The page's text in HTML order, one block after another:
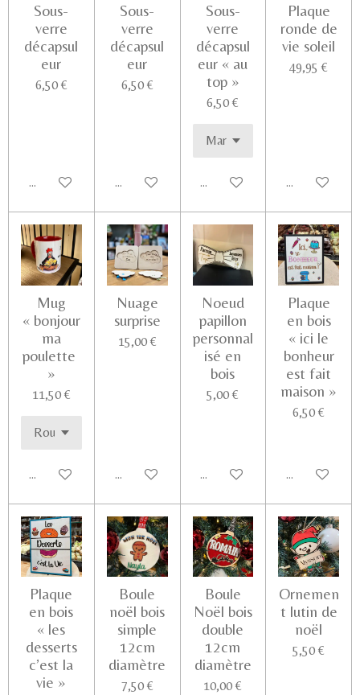
Sous-
verre
décapsul
eur
6,50 €
Ajouter au panier
Sous-
verre
décapsul
eur
6,50 €
Ajouter au panier
Sous-
verre
décapsul
eur « au
top »
6,50 €
Ajouter au panier
Plaque
ronde de
vie soleil
49,95 €
Voir les
Mug
« bonjour
ma
poulette
»
11,50 €
Ajouter au panier
Nuage
surprise
15,00 €
Voir les détails
Noeud
papillon
personnal
isé en
bois
5,00 €
Ajouter au panier
Plaque
en bois
« ici le
bonheur
est fait
maison »
6,50 €
Ajouter au
Plaque
en bois
« les
desserts
c’est la
vie »
Boule
noël bois
simple
12cm
diamètre
7,50 €
Boule
Noël bois
double
12cm
diamètre
10,00 €
Ornemen
t lutin de
noël
5,50 €